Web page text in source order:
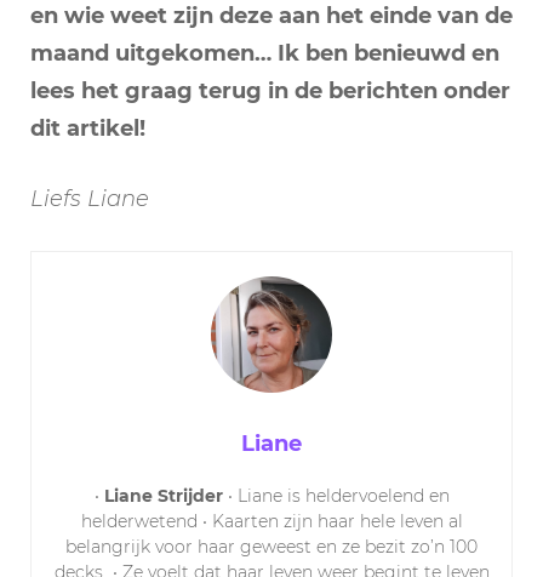
en wie weet zijn deze aan het einde van de
maand uitgekomen… Ik ben benieuwd en
lees het graag terug in de berichten onder
dit artikel!
Liefs Liane
Liane
• Liane Strijder• Liane is heldervoelend en
helderwetend • Kaarten zijn haar hele leven al
belangrijk voor haar geweest en ze bezit zo’n 100
decks • Ze voelt dat haar leven weer begint te leven